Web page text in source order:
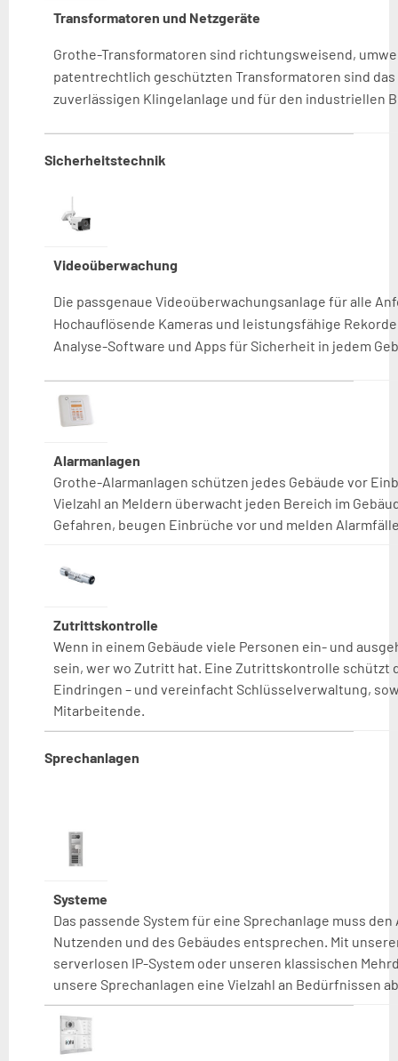
Transformatoren und Netzgeräte
Grothe-Transformatoren sind richtungsweisend,
patentrechtlich geschützten Transformatoren sind das
zuverlässigen Klingelanlage und für den industriellen
Sicherheitstechnik
Videoüberwachung
Die passgenaue Videoüberwachungsanlage für alle
Hochauflösende Kameras und leistungsfähige
Analyse-Software und Apps für Sicherheit in jedem
Alarmanlagen
Grothe-Alarmanlagen schützen jedes Gebäude vor
Vielzahl an Meldern überwacht jeden Bereich im
Gefahren, beugen Einbrüche vor und melden
Zutrittskontrolle
Wenn in einem Gebäude viele Personen ein- und
sein, wer wo Zutritt hat. Eine Zutrittskontrolle schützt
Eindringen – und vereinfacht Schlüsselverwaltung,
Mitarbeitende.
Sprechanlagen
Systeme
Das passende System für eine Sprechanlage muss
Nutzenden und des Gebäudes entsprechen. Mit
serverlosen IP-System oder unseren klassischen
unsere Sprechanlagen eine Vielzahl an Bedürfnissen